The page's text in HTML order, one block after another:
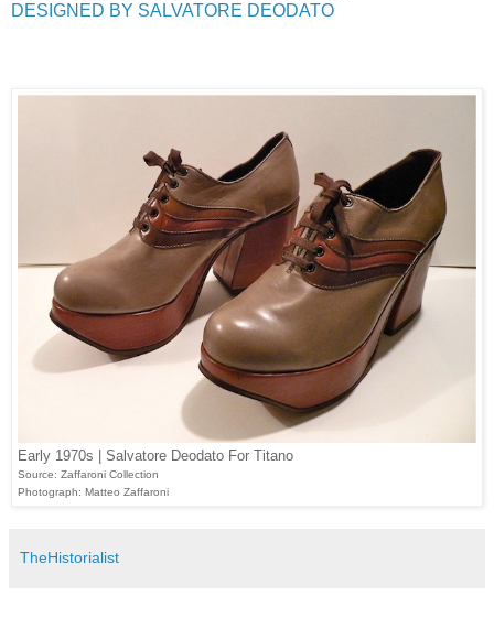
DESIGNED BY SALVATORE DEODATO
Early 1970s | Salvatore Deodato For Titano
Source: Zaffaroni Collection
Photograph: Matteo Zaffaroni
TheHistorialist